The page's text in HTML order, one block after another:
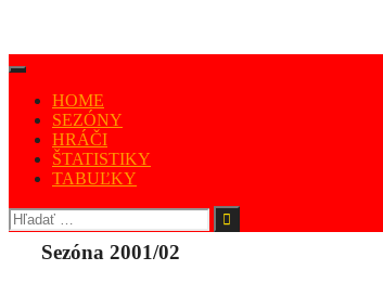
HOME
SEZÓNY
HRÁČI
ŠTATISTIKY
TABUĽKY
Sezóna 2001/02